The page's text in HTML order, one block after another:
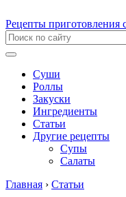
Рецепты приготовления
Суши
Роллы
Закуски
Ингредиенты
Статьи
Другие рецепты
Супы
Салаты
Главная › Статьи